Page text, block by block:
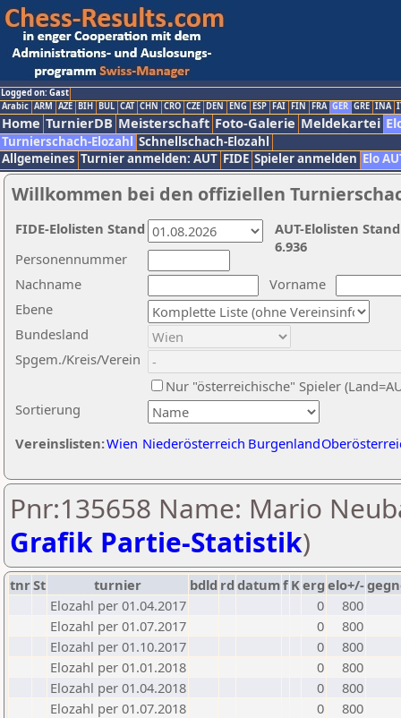
Logged on: Gast
Arabic ARM AZE BIH BUL CAT CHN CRO CZE DEN ENG ESP FAI FIN FRA GER GRE INA
Home TurnierDB Meisterschaft Foto-Galerie Meldekartei
Turnierschach-Elozahl Schnellschach-Elozahl
Allgemeines Turnier anmelden: AUT FIDE Spieler anmelden Elo
Willkommen bei den offiziellen
Nachname
Vorname
Ebene
Sortierung
Personennummer
Bundesland
Spgem./Kreis/Verein
Nur "österreichische" Spieler
Vereinslisten:Wien Niederösterreich Burgenland
AUT-Elolisten
6.936
FIDE-Elolisten Stand
Pnr:135658 Name: Mario
Grafik Partie-Statistik)
tnrSt turnier bdld rd datumf Kerg elo+/-
Elozahl per 01.04.2017
0
800
Elozahl per 01.07.2017
0
800
Elozahl per 01.10.2017
0
800
Elozahl per 01.01.2018
0
800
Elozahl per 01.04.2018
0
800
Elozahl per 01.07.2018
0
800